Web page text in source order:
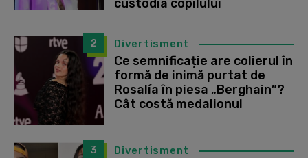
custodia copilului
2 Divertisment
Ce semnificație are colierul în
formă de inimă purtat de
Rosalía în piesa „Berghain”?
Cât costă medalionul
3 Divertisment